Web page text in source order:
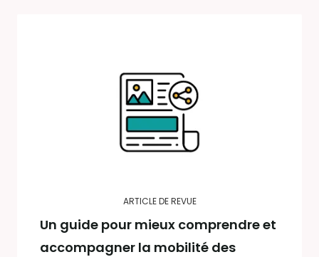
ARTICLE DE REVUE
Un guide pour mieux comprendre et
accompagner la mobilité des